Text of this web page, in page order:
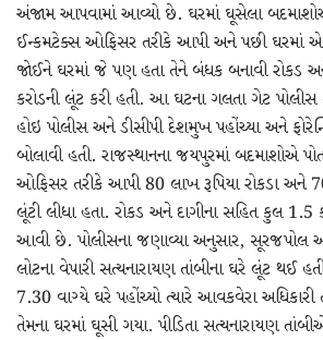
અંજામ આપવામાં આવ્યો છે. ઘરમાં ઘૂસેલા
ઈન્કમટેક્સ ઓફિસર તરીકે આપી અને પછી ઘરમાં
જોઈને ઘરમાં જે પણ હતા તેને બંધક બનાવી રોકડ
કરોડની લૂંટ કરી હતી. આ ઘટના ગલતા ગેટ પોલીસ
હોઇ પોલીસ અને ડીસીપી દેશમુખ પહોંચ્યા અને
બોલાવી હતી. રાજસ્થાનના જયપુરમાં બદમાશોએ
ઓફિસર તરીકે આપી 80 લાખ રૂપિયા રોકડા અને
લૂંટી લીધા હતા. રોકડ અને દાગીના સહિત કુલ 1.5
આવી છે. પોલીસના જણાવ્યા અનુસાર, સૂરજપોલ
લોટના વેપારી સત્યનારાયણ તાંબીના ઘરે લૂંટ થઈ
7.30 વાગ્યે ઘરે પહોંચ્યો ત્યારે આવકવેરા અધિકારી
તેમના ઘરમાં ઘૂસી ગયા. પીડિતા સત્યનારાયણ